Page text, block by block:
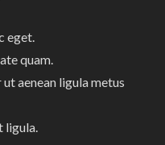
eget.
quam.
aenean ligula metus
ligula.